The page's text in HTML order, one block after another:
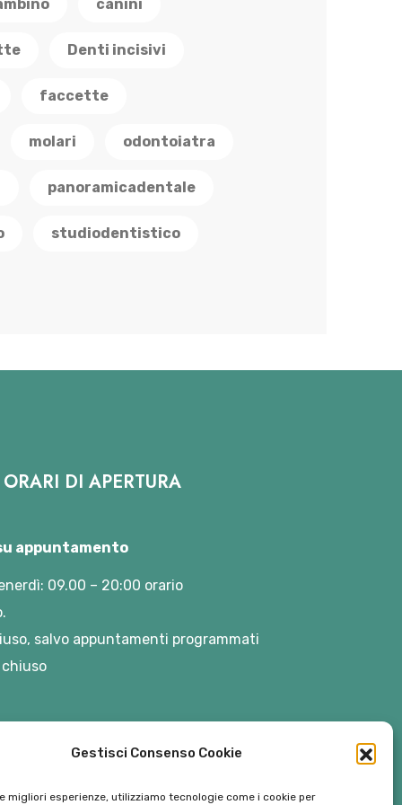
Gestisci Consenso Cookie
migliori esperienze, utilizziamo tecnologie come i cookie per
canini
Denti incisivi
faccette
molari odontoiatra
panoramicadentale
studiodentistico
ORARI DI APERTURA
appuntamento
09.00 – 20:00 orario
salvo appuntamenti programmati